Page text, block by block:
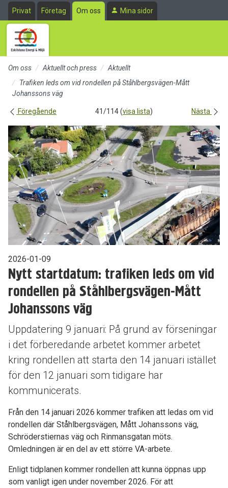
Till sidans huvudinnehåll
Privat Företag Om oss Mina sidor
Om oss Aktuellt och press
Aktuellt
Trafiken leds om vid rondellen på Ståhlbergsvägen-Mått
Johanssons väg
Föregående 41/114 (visa lista) Nästa
2026-01-09
Nytt startdatum: trafiken leds om vid
rondellen på Ståhlbergsvägen-Mått
Johanssons väg
Uppdatering 9 januari: På grund av förseningar
i det förberedande arbetet kommer arbetet
kring rondellen att starta den 14 januari istället
för den 12 januari som tidigare har
kommunicerats.
Från den 14 januari 2026 kommer trafiken att ledas om vid
rondellen där Ståhlbergsvägen, Mått Johanssons väg,
Schröderstiernas väg och Rinmansgatan möts.
Omledningen är en del av ett större VA-arbete.
Enligt tidplanen kommer rondellen att kunna öppnas upp
som vanligt igen under november 2026. För att